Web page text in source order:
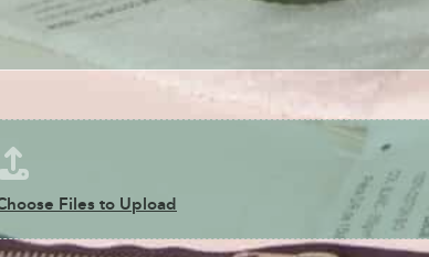
Files to Upload